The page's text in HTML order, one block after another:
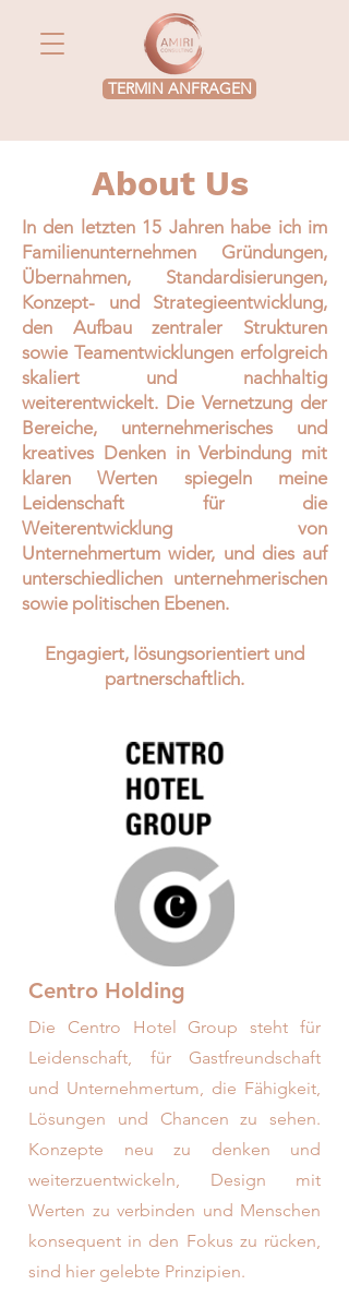
TERMIN ANFRAGEN
About Us
In den letzten 15 Jahren habe ich im
Familienunternehmen Gründungen,
Übernahmen, Standardisierungen,
Konzept- und Strategieentwicklung,
den Aufbau zentraler Strukturen
sowie Teamentwicklungen erfolgreich
skaliert und nachhaltig
weiterentwickelt. Die Vernetzung der
Bereiche, unternehmerisches und
kreatives Denken in Verbindung mit
klaren Werten spiegeln meine
Leidenschaft für die
Weiterentwicklung von
Unternehmertum wider, und dies auf
unterschiedlichen unternehmerischen
sowie politischen Ebenen.
Engagiert, lösungsorientiert und
partnerschaftlich.
Centro Holding
Die Centro Hotel Group steht für
Leidenschaft, für Gastfreundschaft
und Unternehmertum, die Fähigkeit,
Lösungen und Chancen zu sehen.
Konzepte neu zu denken und
weiterzuentwickeln, Design mit
Werten zu verbinden und Menschen
konsequent in den Fokus zu rücken,
sind hier gelebte Prinzipien.